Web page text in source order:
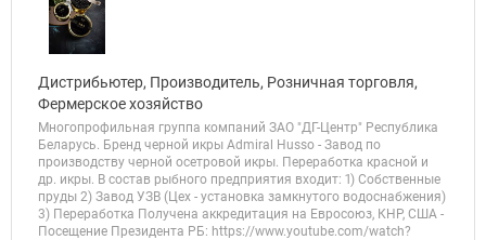
Дистрибьютер, Производитель, Розничная торговля,
Фермерское хозяйство
Многопрофильная группа компаний ЗАО "ДГ-Центр" Республика
Беларусь. Бренд черной икры Admiral Husso - Завод по
производству черной осетровой икры. Переработка красной и
др. икры. В состав рыбного предприятия входит: 1) Собственные
пруды 2) Завод УЗВ (Цех - установка замкнутого водоснабжения)
3) Переработка Получена аккредитация на Евросоюз, КНР, США -
Посещение Президента РБ: https://www.youtube.com/watch?